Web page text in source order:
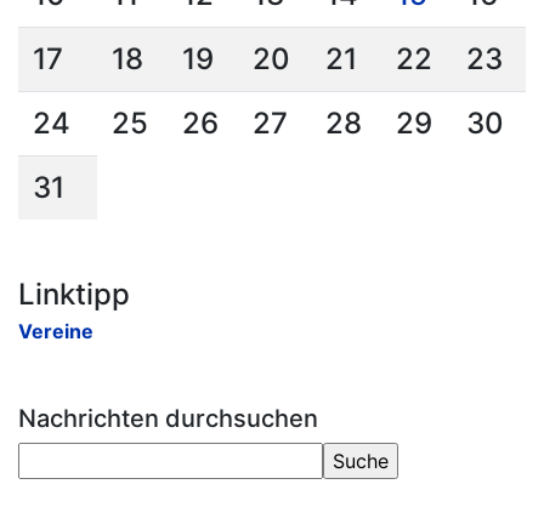
17
18 19 20 21 22
23
24
25 26 27 28 29
30
31
Linktipp
Vereine
Nachrichten durchsuchen